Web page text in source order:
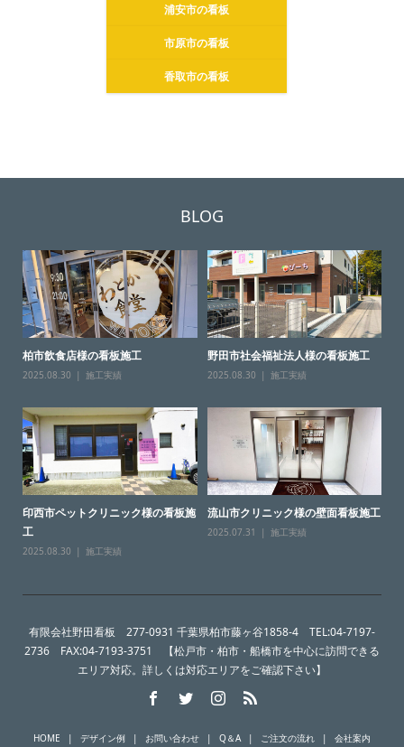
浦安市の看板
市原市の看板
香取市の看板
BLOG
柏市飲食店様の看板施工
2025.08.30 施工実績
野田市社会福祉法人様の看板施工
2025.08.30 施工実績
印西市ペットクリニック様の看板施
工
2025.08.30 施工実績
流山市クリニック様の壁面看板施工
2025.07.31 施工実績
有限会社野田看板 277-0931 千葉県柏市藤ヶ谷1858-4 TEL:04-7197-
2736 FAX:04-7193-3751 【松戸市・柏市・船橋市を中心に訪問できる
エリア対応。詳しくは対応エリアをご確認下さい】
HOME デザイン例 お問い合わせ Q＆A ご注文の流れ 会社案内